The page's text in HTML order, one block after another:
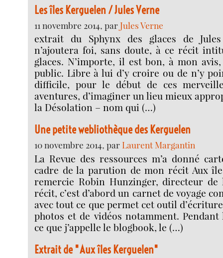
Les îles Kerguelen / Jules Verne
11 novembre 2014, parJules Verne
extrait du Sphynx des glaces de
n’ajoutera foi, sans doute, à ce récit
glaces. N’importe, il est bon, à mon
public. Libre à lui d’y croire ou de n’y
difficile, pour le début de ces
aventures, d’imaginer un lieu mieux
la Désolation – nom qui (…)
Une petite webliothèque des Kerguelen
10 novembre 2014, parLaurent Margantin
La Revue des ressources m’a donné
cadre de la parution de mon récit Aux
remercie Robin Hunzinger, directeur de
récit, c’est d’abord un carnet de voyage
avec tout ce que permet cet outil
photos et de vidéos notamment.
ce que j’appelle le blogbook, le (…)
Extrait de "Aux îles Kerguelen"